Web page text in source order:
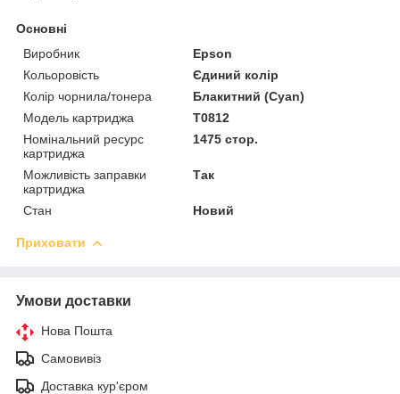
Основні
Виробник
Epson
Кольоровість
Єдиний колір
Колір чорнила/тонера
Блакитний (Cyan)
Модель картриджа
T0812
Номінальний ресурс
картриджа
1475 стор.
Можливість заправки
картриджа
Так
Стан Новий
Приховати
Умови доставки
Нова Пошта
Самовивіз
Доставка кур'єром